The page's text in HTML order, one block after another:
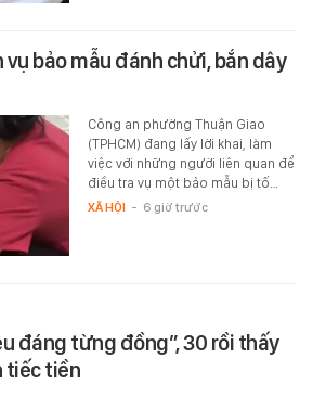
vụ bảo mẫu đánh chửi, bắn dây
Công an phường Thuận Giao
(TPHCM) đang lấy lời khai, làm
việc với những người liên quan để
điều tra vụ một bảo mẫu bị tố…
XÃ HỘI - 6 giờ trước
đáng từng đồng”, 30 rồi thấy
tiếc tiền